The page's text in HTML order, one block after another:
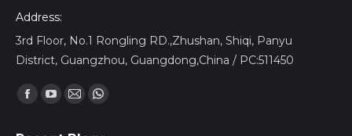
Address:
3rd Floor, No.1 Rongling RD.,Zhushan, Shiqi, Panyu
District, Guangzhou, Guangdong,China / PC:511450
Trouvez nous sur :
Facebook
YouTube
MailWhatsapp